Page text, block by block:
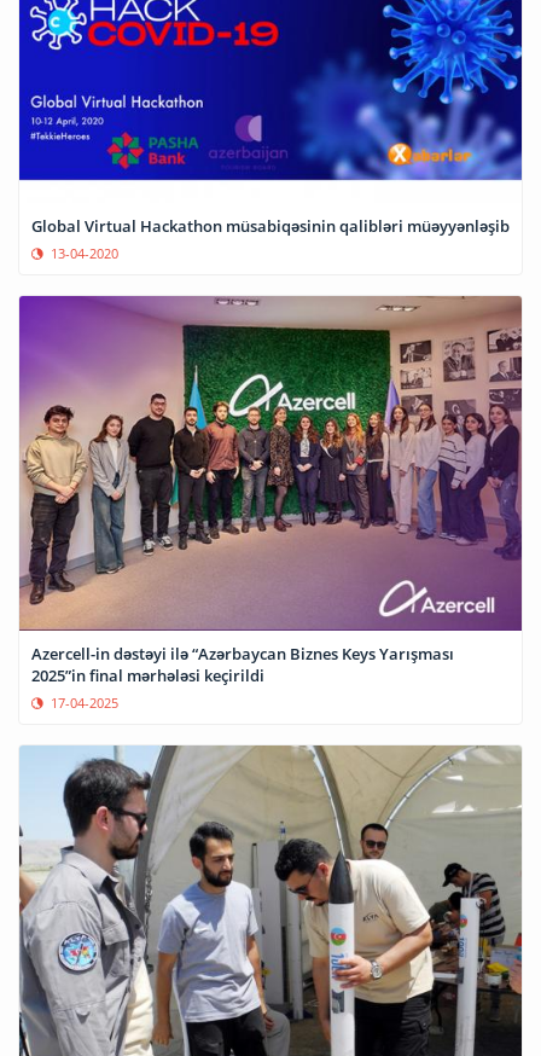
Global Virtual Hackathon müsabiqəsinin qalibləri müəyyənləşib
13-04-2020
Azercell-in dəstəyi ilə “Azərbaycan Biznes Keys Yarışması
2025”in final mərhələsi keçirildi
17-04-2025